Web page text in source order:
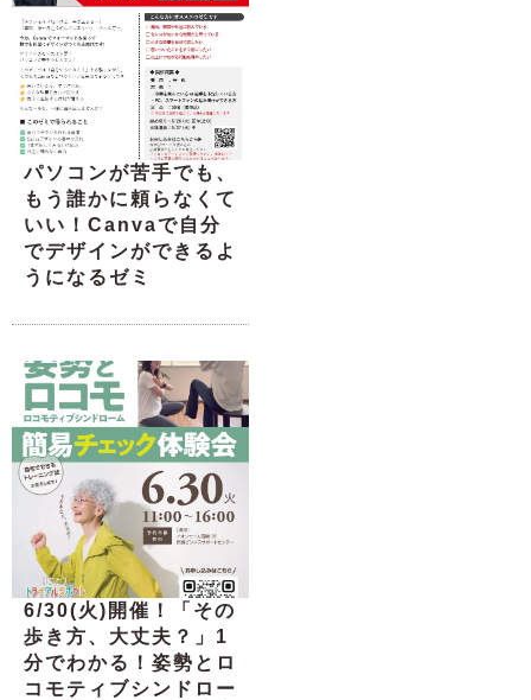
パソコンが苦手でも、
もう誰かに頼らなくて
いい！Canvaで自分
でデザインができるよ
うになるゼミ
6/30(火)開催！「その
歩き方、大丈夫？」1
分でわかる！姿勢とロ
コモティブシンドロー